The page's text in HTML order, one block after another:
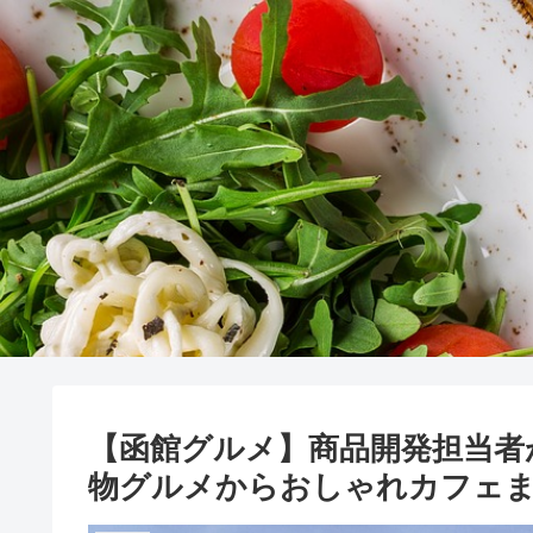
【函館グルメ】商品開発担当
物グルメからおしゃれカフェ